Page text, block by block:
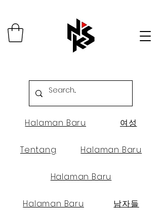
Halaman Baru 여성
Tentang Halaman Baru
Halaman Baru
Halaman Baru 남자들